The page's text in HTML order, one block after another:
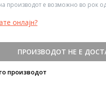
производот е возможно во рок
онлајн?
ПРОИЗВОДОТ НЕ Е
производот